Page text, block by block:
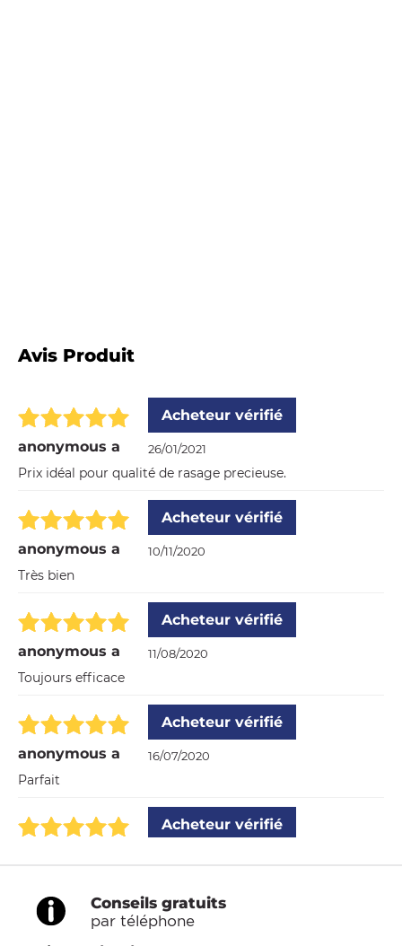
Avis Produit
anonymous a
Acheteur vérifié
26/01/2021
Prix idéal pour qualité de rasage precieuse.
anonymous a
Acheteur vérifié
10/11/2020
Très bien
anonymous a
Acheteur vérifié
11/08/2020
Toujours efficace
anonymous a
Acheteur vérifié
16/07/2020
Parfait
Acheteur vérifié
Acheteur vérifié
Conseils gratuits
par téléphone